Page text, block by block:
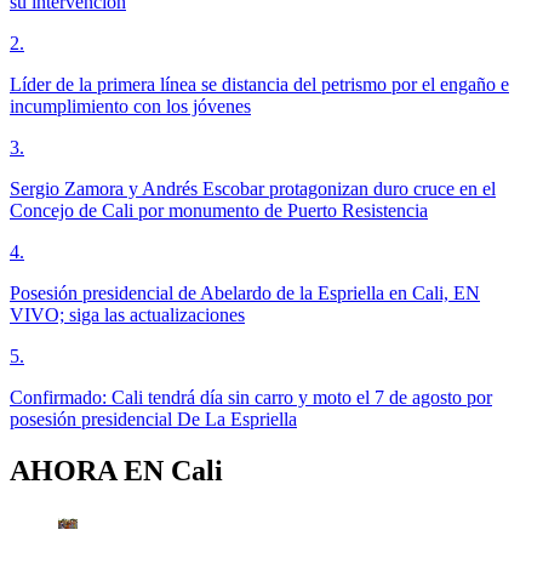
2.
Líder de la primera línea se distancia del petrismo por el engaño e
incumplimiento con los jóvenes
3.
Sergio Zamora y Andrés Escobar protagonizan duro cruce en el
Concejo de Cali por monumento de Puerto Resistencia
4.
Posesión presidencial de Abelardo de la Espriella en Cali, EN
VIVO; siga las actualizaciones
5.
Confirmado: Cali tendrá día sin carro y moto el 7 de agosto por
posesión presidencial De La Espriella
AHORA EN Cali